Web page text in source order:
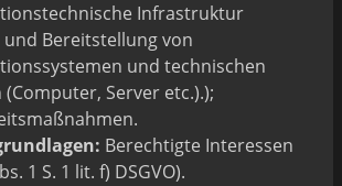
Infrastruktur
Bereitstellung von
und technischen
(Computer, Server etc.).);
Berechtigte Interessen
1 S. 1 lit. f) DSGVO).